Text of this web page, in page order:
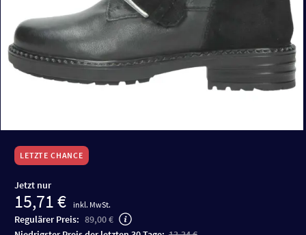
LETZTE CHANCE
Jetzt nur
15,71 € inkl. MwSt.
Regulärer Preis: 89,00 €